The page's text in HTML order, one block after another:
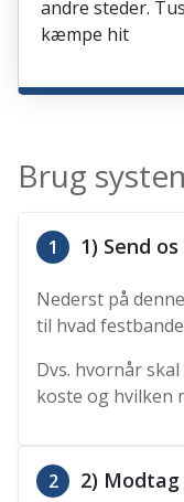
andre steder.
kæmpe hit
Brug
1 1) Send
Nederst på
til hvad
Dvs. hvornår
koste og hvilken
2 2)